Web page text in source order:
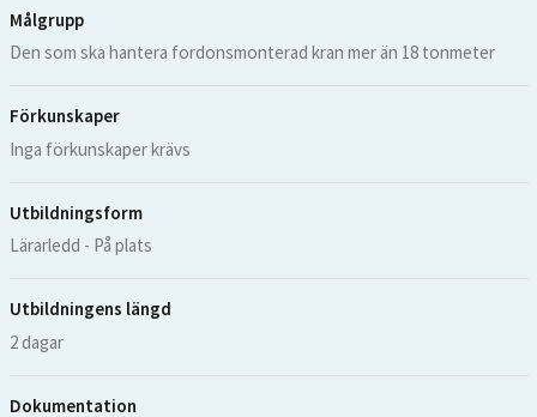
Målgrupp
Den som ska hantera fordonsmonterad kran mer än 18 tonmeter
Förkunskaper
Inga förkunskaper krävs
Utbildningsform
Lärarledd - På plats
Utbildningens längd
2 dagar
Dokumentation